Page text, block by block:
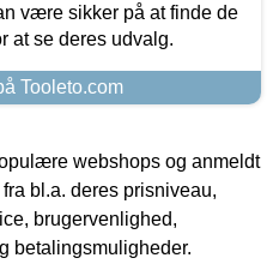
være sikker på at finde de
at se deres udvalg.
Tooleto.com
webshops og anmeldt
bl.a. deres prisniveau,
brugervenlighed,
betalingsmuligheder.